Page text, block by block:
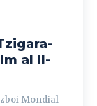
al II-
Mondial